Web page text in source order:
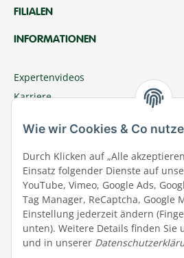
FILIALEN
INFORMATIONEN
Expertenvideos
Karriere
Zu Megazoo Shop wechseln
Sommeraktion
Terminal
Tierwohl
Datenschutz
Wir über uns
Aktuelles
Wie wir Cookies & Co
Durch Klicken auf „Alle
Einsatz folgender Dienste auf
YouTube, Vimeo, Google Ads,
Tag Manager, ReCaptcha, Google
Einstellung jederzeit ändern
unten). Weitere Details finden Sie
und in unserer